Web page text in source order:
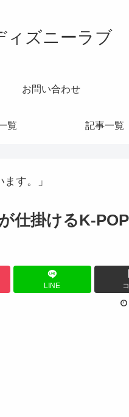
ィズニーラブ
お問い合わせ
覧 記事一覧
す。」
仕掛けるK-
LINE